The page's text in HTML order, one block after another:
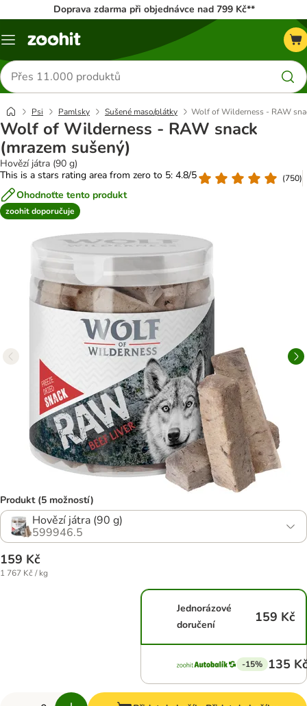
Doprava zdarma při objednávce nad 799 Kč**
Menu
Hledat
produkty
Psi Pamlsky Sušené maso/plátky Wolf of Wilderness - RAW
Wolf of Wilderness - RAW snack
(mrazem sušený)
Hovězí játra (90 g)
This is a stars rating area from zero to 5: 4.8/5
(750)
Ohodnoťte tento produkt
zoohit doporučuje
Produkt (5 možností)
Hovězí játra (90 g)
599946.5
159 Kč
1 767 Kč / kg
Jednorázové
doručení
159 Kč
-15% 135